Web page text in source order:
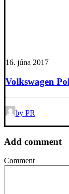
16. júna 2017
Volkswagen
by PR
Add comment
Comment